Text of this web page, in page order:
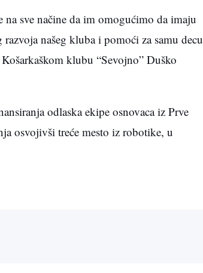
sve načine da im omogućimo da imaju
našeg kluba i pomoći za samu decu
klubu “Sevojno” Duško
odlaska ekipe osnovaca iz Prve
osvojivši treće mesto iz robotike, u